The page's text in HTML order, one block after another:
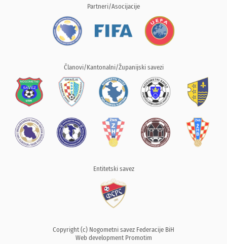
Partneri/Asocijacije
Članovi/Kantonalni/Županijski savezi
Entitetski savez
Copyright (c) Nogometni savez Federacije BiH
Web development Promotim